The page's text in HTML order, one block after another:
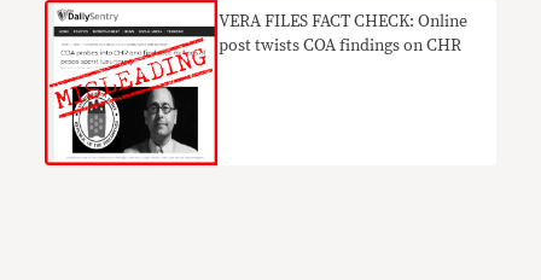
VERA FILES FACT CHECK: Online
post twists COA findings on CHR